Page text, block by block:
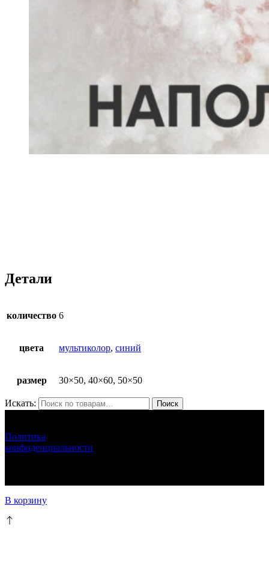
Детали
количество 6
цвета мультиколор, синий
размер 30×50, 40×60, 50×50
Искать: Поиск
Политика
конфиденциальности
В корзину